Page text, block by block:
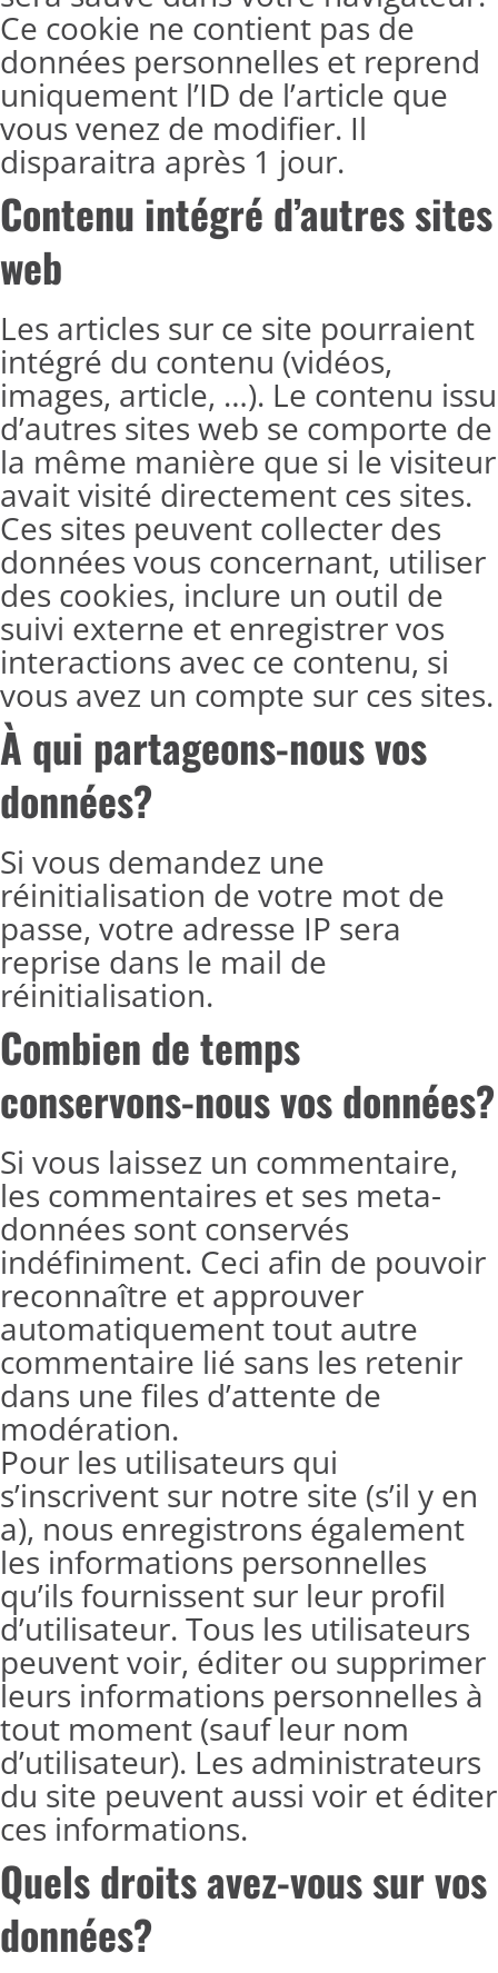
Ce cookie ne contient pas de
données personnelles et reprend
uniquement l’ID de l’article que
vous venez de modifier. Il
disparaitra après 1 jour.
Contenu intégré d’autres sites
web
Les articles sur ce site pourraient
intégré du contenu (vidéos,
images, article, …). Le contenu issu
d’autres sites web se comporte de
la même manière que si le visiteur
avait visité directement ces sites.
Ces sites peuvent collecter des
données vous concernant, utiliser
des cookies, inclure un outil de
suivi externe et enregistrer vos
interactions avec ce contenu, si
vous avez un compte sur ces sites.
À qui partageons-nous vos
données?
Si vous demandez une
réinitialisation de votre mot de
passe, votre adresse IP sera
reprise dans le mail de
réinitialisation.
Combien de temps
conservons-nous vos données?
Si vous laissez un commentaire,
les commentaires et ses meta-
données sont conservés
indéfiniment. Ceci afin de pouvoir
reconnaître et approuver
automatiquement tout autre
commentaire lié sans les retenir
dans une files d’attente de
modération.
Pour les utilisateurs qui
s’inscrivent sur notre site (s’il y en
a), nous enregistrons également
les informations personnelles
qu’ils fournissent sur leur profil
d’utilisateur. Tous les utilisateurs
peuvent voir, éditer ou supprimer
leurs informations personnelles à
tout moment (sauf leur nom
d’utilisateur). Les administrateurs
du site peuvent aussi voir et éditer
ces informations.
Quels droits avez-vous sur vos
données?